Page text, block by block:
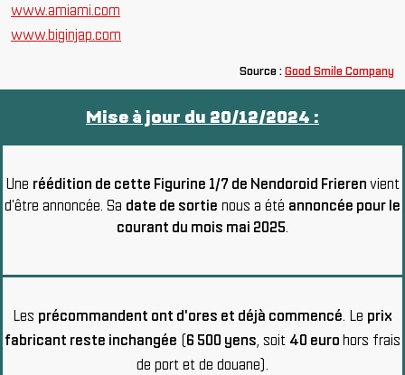
www.amiami.com
www.biginjap.com
Source :Good Smile Company
Mise à jour du 20/12/2024 :
Une réédition de cette Figurine 1/7 de Nendoroid Frieren vient
d'être annoncée. Sa date de sortie nous a été annoncée pour le
courant du mois mai 2025.
Les précommandent ont d'ores et déjà commencé. Le prix
fabricant reste inchangée (6 500 yens, soit 40 euro hors frais
de port et de douane).